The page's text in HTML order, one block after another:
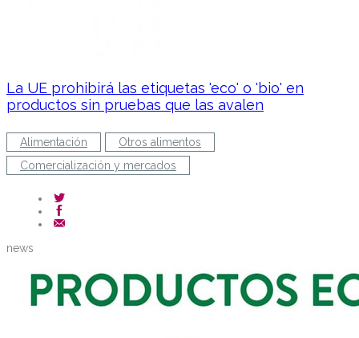
La UE prohibirá las etiquetas 'eco' o 'bio' en
productos sin pruebas que las avalen
Alimentación
Otros alimentos
Comercialización y mercados
news